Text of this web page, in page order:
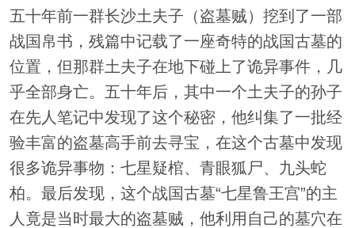
五十年前一群长沙土夫子（盗墓贼）挖到了一部
战国帛书，残篇中记载了一座奇特的战国古墓的
位置，但那群土夫子在地下碰上了诡异事件，几
乎全部身亡。五十年后，其中一个土夫子的孙子
在先人笔记中发现了这个秘密，他纠集了一批经
验丰富的盗墓高手前去寻宝，在这个古墓中发现
很多诡异事物：七星疑棺、青眼狐尸、九头蛇
柏。最后发现，这个战国古墓“七星鲁王宫”的主
人竟是当时最大的盗墓贼，他利用自己的墓穴在